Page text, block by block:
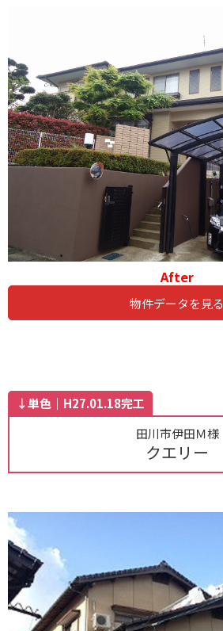
After
物件データを見る
↓単色｜H27.01.18完工
田川市伊田Ｍ様
クエリー